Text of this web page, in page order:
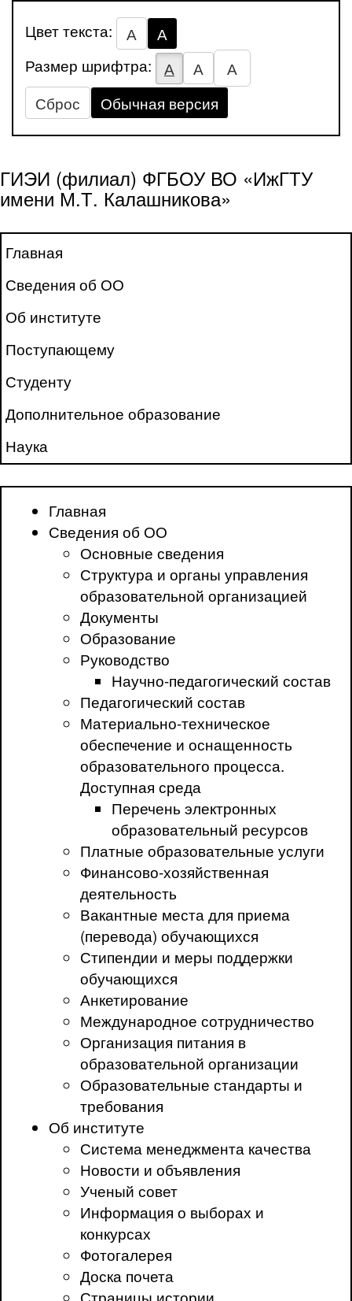
Цвет текста: А
А
Размер шрифтра:
А А
А
Сброс
Обычная версия
ГИЭИ (филиал) ФГБОУ ВО «ИжГТУ
имени М.Т. Калашникова»
Главная
Сведения об ОО
Об институте
Поступающему
Студенту
Дополнительное образование
Наука
Главная
Сведения об ОО
Основные сведения
Структура и органы управления
образовательной организацией
Документы
Образование
Руководство
Научно-педагогический состав
Педагогический состав
Материально-техническое
обеспечение и оснащенность
образовательного процесса.
Доступная среда
Перечень электронных
образовательный ресурсов
Платные образовательные услуги
Финансово-хозяйственная
деятельность
Вакантные места для приема
(перевода) обучающихся
Стипендии и меры поддержки
обучающихся
Анкетирование
Международное сотрудничество
Организация питания в
образовательной организации
Образовательные стандарты и
требования
Об институте
Система менеджмента качества
Новости и объявления
Ученый совет
Информация о выборах и
конкурсах
Фотогалерея
Доска почета
Страницы истории